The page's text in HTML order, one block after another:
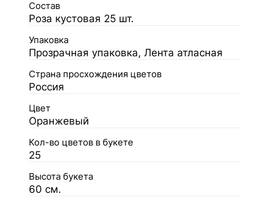
Состав
Роза кустовая 25 шт.
Упаковка
Прозрачная упаковка, Лента атласная
Страна просхождения цветов
Россия
Цвет
Оранжевый
Кол-во цветов в букете
25
Высота букета
60 см.